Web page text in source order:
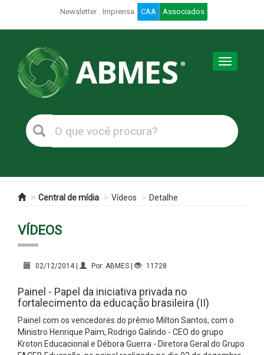
Newsletter Imprensa CAA Associados
Toggle
Central de mídia Vídeos Detalhe
VÍDEOS
02/12/2014 | Por: ABMES | 11728
Painel - Papel da iniciativa privada no
fortalecimento da educação brasileira (II)
Painel com os vencedores do prêmio Milton Santos, com o
Ministro Henrique Paim, Rodrigo Galindo - CEO do grupo
Kroton Educacional e Débora Guerra - Diretora Geral do Grupo